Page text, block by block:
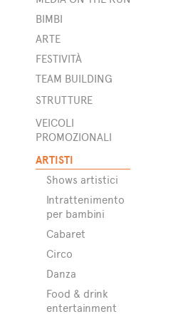
BIMBI
ARTE
FESTIVITÀ
TEAM BUILDING
STRUTTURE
VEICOLI
PROMOZIONALI
ARTISTI
Shows artistici
Intrattenimento
per bambini
Cabaret
Circo
Danza
Food & drink
entertainment